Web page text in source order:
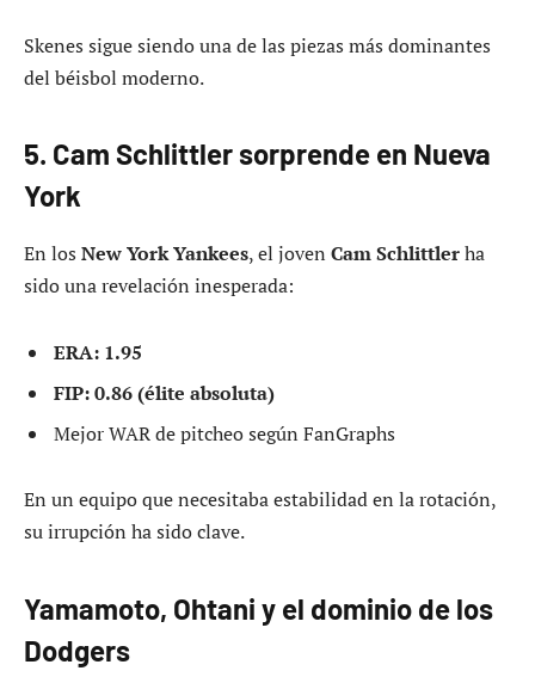
Skenes sigue siendo una de las piezas más dominantes
del béisbol moderno.
5. Cam Schlittler sorprende en Nueva
York
En los New York Yankees, el joven Cam Schlittlerha
sido una revelación inesperada:
ERA: 1.95
FIP: 0.86 (élite absoluta)
Mejor WAR de pitcheo según FanGraphs
En un equipo que necesitaba estabilidad en la rotación,
su irrupción ha sido clave.
Yamamoto, Ohtani y el dominio de los
Dodgers